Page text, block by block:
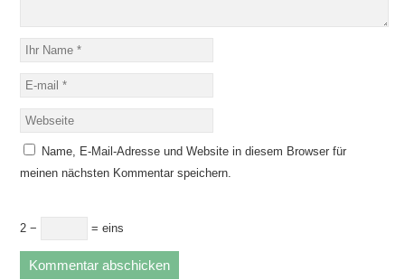
Name, E-Mail-Adresse und Website in diesem Browser für
meinen nächsten Kommentar speichern.
2 − = eins